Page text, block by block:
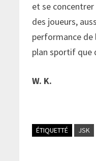
et se
des joueurs,
performance de
plan sportif que
W. K.
ÉTIQUETTÉ JSK